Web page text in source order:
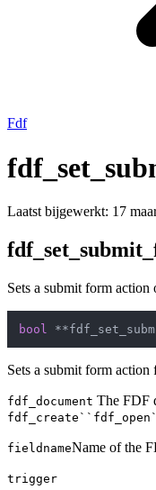
Fdf
Laatst bijgewerkt: 17
Sets a submit form action
bool
Sets a submit form
fdf_document The FDF
fieldnameName of the
trigger